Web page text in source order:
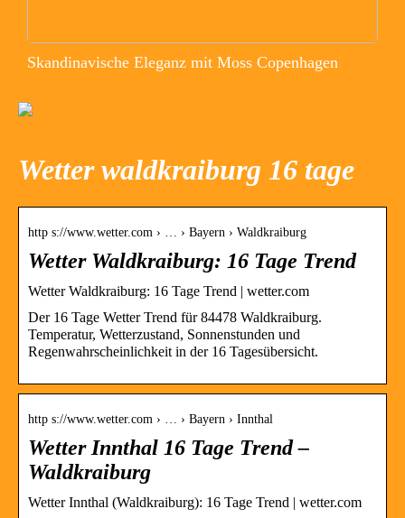
Skandinavische Eleganz mit Moss Copenhagen
Wetter waldkraiburg 16 tage
http s://www.wetter.com › … › Bayern › Waldkraiburg
Wetter Waldkraiburg: 16 Tage Trend
Wetter Waldkraiburg: 16 Tage Trend | wetter.com
Der 16 Tage Wetter Trend für 84478 Waldkraiburg.
Temperatur, Wetterzustand, Sonnenstunden und
Regenwahrscheinlichkeit in der 16 Tagesübersicht.
http s://www.wetter.com › … › Bayern › Innthal
Wetter Innthal 16 Tage Trend –
Waldkraiburg
Wetter Innthal (Waldkraiburg): 16 Tage Trend | wetter.com